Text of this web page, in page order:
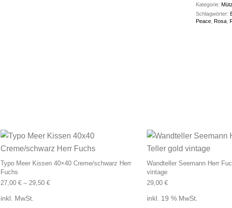
Kategorie:
Schlagwörter:
Peace, Rosa,
Typo Meer Kissen 40×40 Creme/schwarz Herr
Fuchs
27,00 € – 29,50 €
Dieses Produkt weist mehrere
inkl. MwSt.
Wandteller Seemann Herr
vintage
29,00 €
inkl. 19 % MwSt.